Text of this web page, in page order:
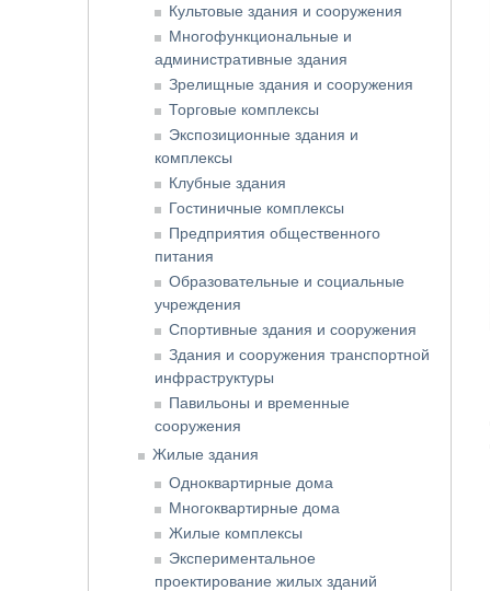
Культовые здания и сооружения
Многофункциональные и
административные здания
Зрелищные здания и сооружения
Торговые комплексы
Экспозиционные здания и
комплексы
Клубные здания
Гостиничные комплексы
Предприятия общественного
питания
Образовательные и социальные
учреждения
Спортивные здания и сооружения
Здания и сооружения транспортной
инфраструктуры
Павильоны и временные
сооружения
Жилые здания
Одноквартирные дома
Многоквартирные дома
Жилые комплексы
Экспериментальное
проектирование жилых зданий